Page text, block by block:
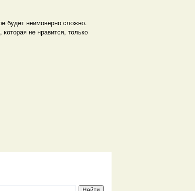
будет неимоверно сложно.
не нравится, только